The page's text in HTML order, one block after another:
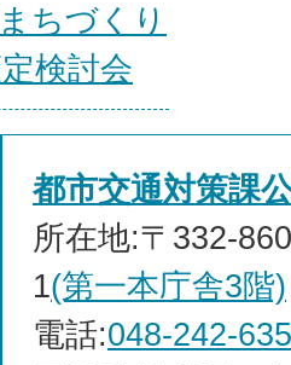
ちづくり
検討会
都市交通対策課
所在地:〒332-
1(第一本庁舎3階)
電話:048-242-